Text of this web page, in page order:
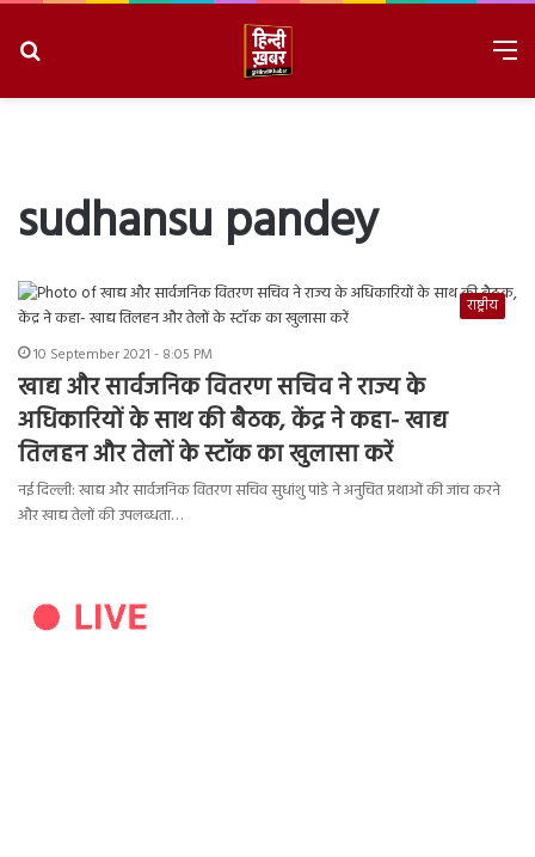
sudhansu pandey
राष्ट्रीय
10 September 2021 - 8:05 PM
खाद्य और सार्वजनिक वितरण सचिव ने राज्य के
अधिकारियों के साथ की बैठक, केंद्र ने कहा- खाद्य
तिलहन और तेलों के स्टॉक का खुलासा करें
नई दिल्ली: खाद्य और सार्वजनिक वितरण सचिव सुधांशु पांडे ने अनुचित प्रथाओं की जांच करने
और खाद्य तेलों की उपलब्धता…